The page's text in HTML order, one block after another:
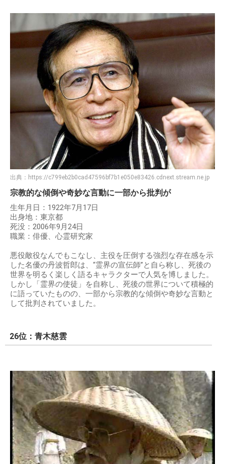
出典： https://c799eb2b0cad47596bf7b1e050e83426.cdnext.stream.ne.jp
宗教的な傾倒や奇妙な言動に一部から批判が
生年月日：1922年7月17日
出身地：東京都
死没：2006年9月24日
職業：俳優、心霊研究家
悪役敵役なんでもこなし、主役を圧倒する強烈な存在感を示
した名優の丹波哲郎は、“霊界の宣伝師”と自ら称し、死後の
世界を明るく楽しく語るキャラクターで人気を博しました。
しかし「霊界の使徒」を自称し、死後の世界について積極的
に語っていたものの、一部から宗教的な傾倒や奇妙な言動と
して批判されていました。
26位：青木慈雲